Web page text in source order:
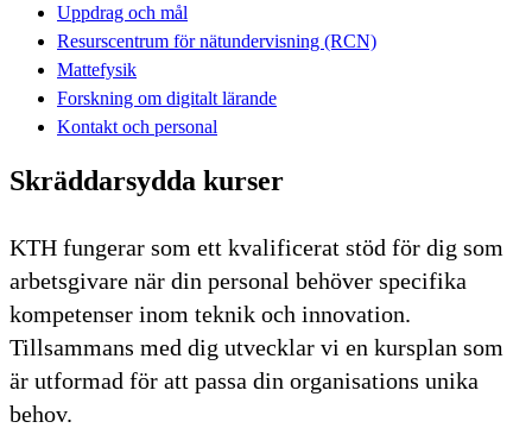
Uppdrag och mål
Resurscentrum för nätundervisning (RCN)
Mattefysik
Forskning om digitalt lärande
Kontakt och personal
Skräddarsydda kurser
KTH fungerar som ett kvalificerat stöd för dig som
arbetsgivare när din personal behöver specifika
kompetenser inom teknik och innovation.
Tillsammans med dig utvecklar vi en kursplan som
är utformad för att passa din organisations unika
behov.